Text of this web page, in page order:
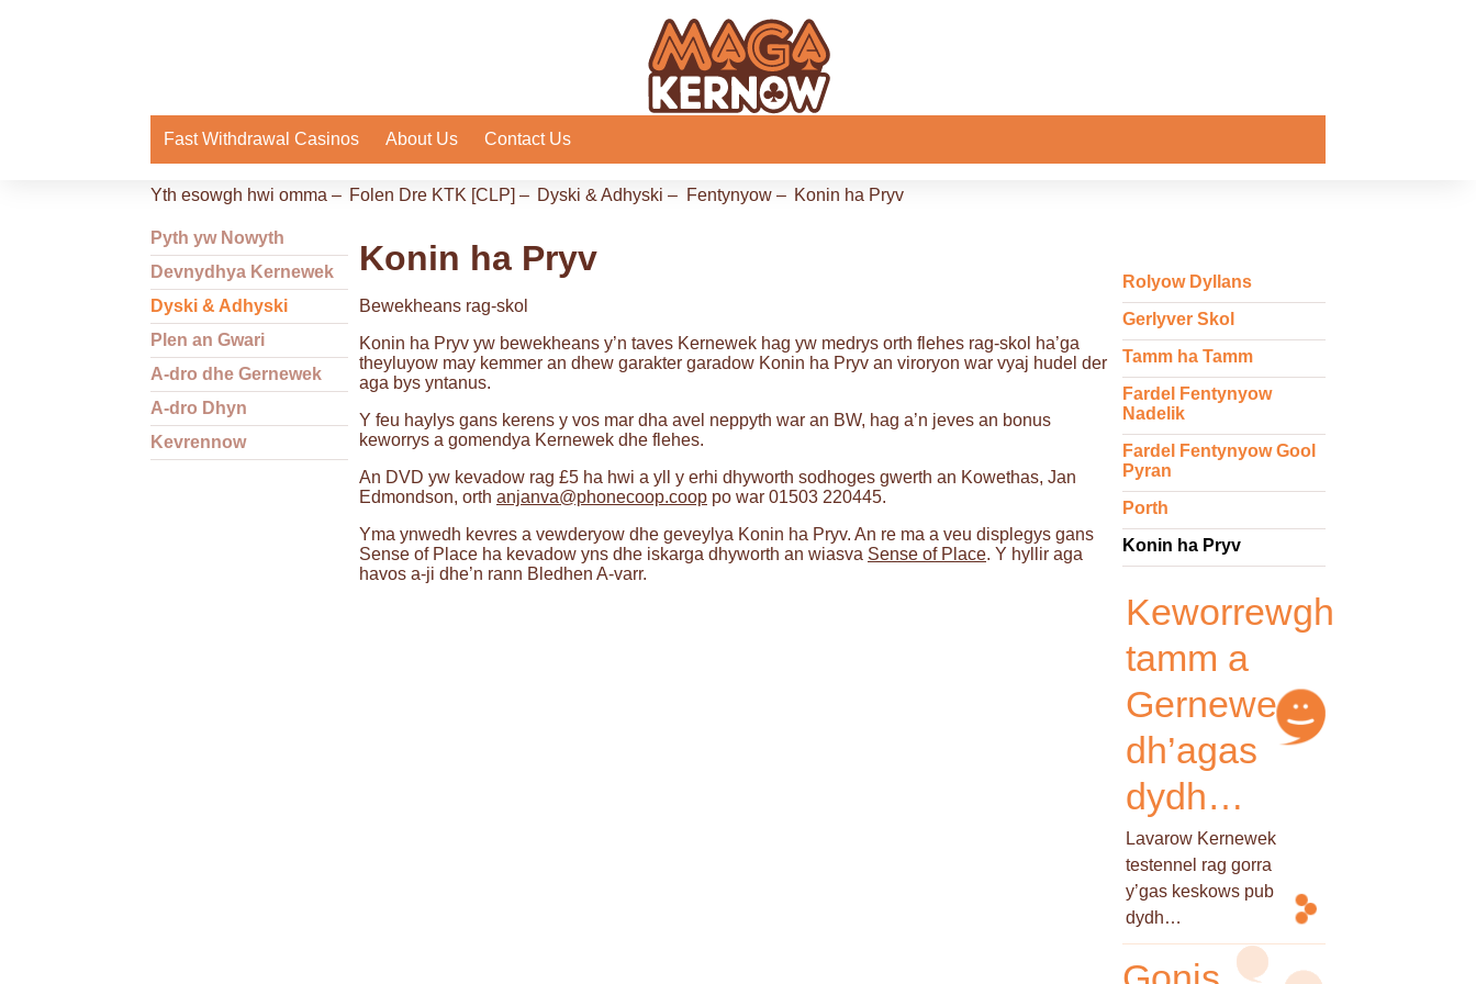
Fast Withdrawal Casinos About Us Contact Us
Yth esowgh hwi omma – Folen Dre KTK [CLP] – Dyski & Adhyski – Fentynyow– Konin ha Pryv
Pyth yw Nowyth
Devnydhya Kernewek
Dyski & Adhyski
Plen an Gwari
A-dro dhe Gernewek
A-dro Dhyn
Kevrennow
Konin ha Pryv
Bewekheans rag-skol
Konin ha Pryv yw bewekheans y’n taves Kernewek hag yw medrys orth flehes rag-skol ha’ga
theyluyow may kemmer an dhew garakter garadow Konin ha Pryv an viroryon war vyaj hudel der
aga bys yntanus.
Y feu haylys gans kerens y vos mar dha avel neppyth war an BW, hag a’n jeves an bonus
keworrys a gomendya Kernewek dhe flehes.
An DVD yw kevadow rag £5 ha hwi a yll y erhi dhyworth sodhoges gwerth an Kowethas, Jan
Edmondson, orth anjanva@phonecoop.coop po war 01503 220445.
Yma ynwedh kevres a vewderyow dhe geveylya Konin ha Pryv. An re ma a veu displegys gans
Sense of Place ha kevadow yns dhe iskarga dhyworth an wiasva Sense of Place. Y hyllir aga
havos a-ji dhe’n rann Bledhen A-varr.
Rolyow Dyllans
Gerlyver Skol
Tamm ha Tamm
Fardel Fentynyow
Nadelik
Fardel Fentynyow Gool
Pyran
Porth
Konin ha Pryv
Keworrewgh
tamm a
Gernewek
dh’agas
dydh…
Lavarow Kernewek
testennel rag gorra
y’gas keskows pub
dydh…